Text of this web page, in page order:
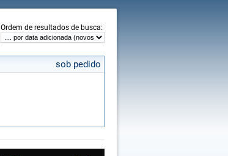
Ordem de resultados de busca:
sob pedido